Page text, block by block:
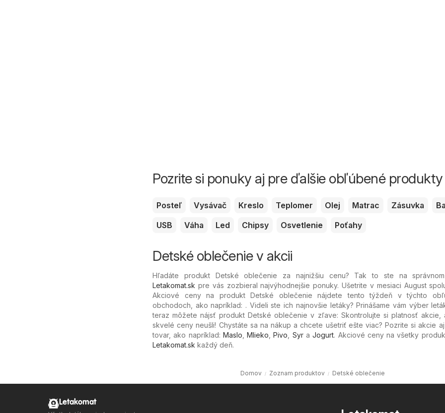
Pozrite si ponuky aj pre ďalšie obľúbené produkty
Posteľ Vysávač Kreslo Teplomer Olej Matrac Zásuvka
USB
Váha Led Chipsy Osvetlenie Poťahy
Detské oblečenie v akcii
Hľadáte produkt Detské oblečenie za najnižšiu cenu? Tak to ste na správnom
Letakomat.sk pre vás zozbieral najvýhodnejšie ponuky. Ušetrite v mesiaci August
Akciové ceny na produkt Detské oblečenie nájdete tento týždeň v týchto
obchodoch, ako napríklad: . Videli ste ich najnovšie letáky? Prinášame vám výber
teraz môžete nájsť produkt Detské oblečenie v zľave: Skontrolujte si platnosť akcie,
skvelé ceny neušli! Chystáte sa na nákup a chcete ušetriť ešte viac? Pozrite si akcie
tovar, ako napríklad: Maslo ,Mlieko ,Pivo SyraJogurt. Akciové ceny na všetky
Letakomat.sk každý deň.
Domov Zoznam produktov Detské oblečenie
Letakomat